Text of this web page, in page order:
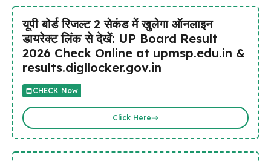
यूपी बोर्ड रिजल्ट 2 सेकंड में खुलेगा ऑनलाइन
डायरेक्ट लिंक से देखें: UP Board Result
2026 Check Online at upmsp.edu.in &
results.digllocker.gov.in
CHECK Now
Click Here